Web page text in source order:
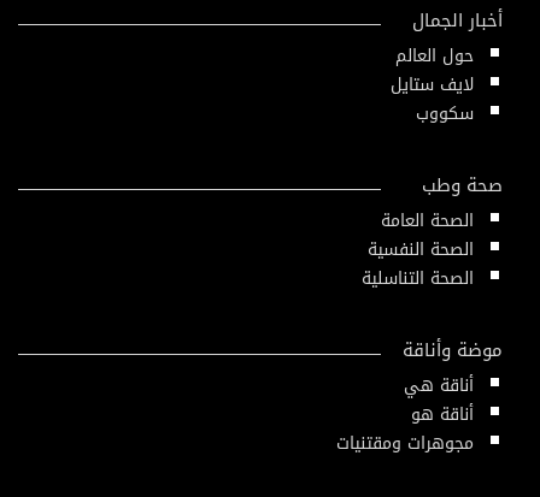
أخبار الجمال
حول العالم
لايف ستايل
سكووب
صحة وطب
الصحة العامة
الصحة النفسية
الصحة التناسلية
موضة وأناقة
أناقة هي
أناقة هو
مجوهرات ومقتنيات